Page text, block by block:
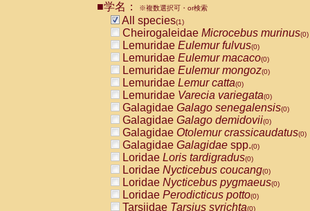
CebidaeCebus nigrivittatus
CebidaeCebus
CebidaeSaimiri boliviensis(0)
CebidaeSaimiri sciureus(0)
AtelidaeAlouatta caraya(0)
AtelidaeAlouatta fusca(0)
AtelidaeAlouatta seniculus
AtelidaeAlouattaspp.(0)
AtelidaeAteles belzebuth(0)
AtelidaeAteles geoffroyi(0)
AtelidaeAteles paniscus(0)
AtelidaeAtelesspp.(0)
Atelidae Lagothrix lagothricha
AtelidaeLagothrix lagothricha cana
PitheciidaeCacajao calvus
PitheciidaeCallicebus cupreus
PitheciidaeCallicebus donacophilus
■学名： ※複数選択可・or検索
All species(1)
Cheirogaleidae Microcebus murinus(0)
Lemuridae Eulemur fulvus(0)
Lemuridae Eulemur macaco(0)
Lemuridae Eulemur mongoz(0)
Lemuridae Lemur catta(0)
Lemuridae Varecia variegata(0)
Galagidae Galago senegalensis(0)
Galagidae Galago demidovii(0)
Galagidae Otolemur crassicaudatus(0)
Galagidae Galagidae spp.(0)
Loridae Loris tardigradus(0)
Loridae Nycticebus coucang(0)
Loridae Nycticebus pygmaeus(0)
Loridae Perodicticus potto(0)
Tarsiidae Tarsius syrichta(0)